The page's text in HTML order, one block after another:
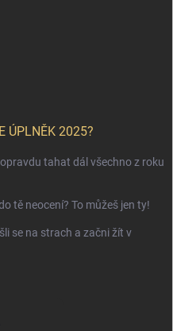
ÚPLNĚK 2025?
tahat dál všechno z roku
tě neocení? To můžeš jen ty!
se na strach a začni žít v